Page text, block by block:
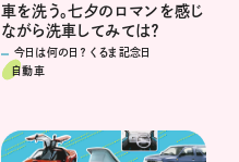
車を洗う。七夕のロマンを感じ
ながら洗車してみては？
今日は何の日？ くるま記念日
自動車